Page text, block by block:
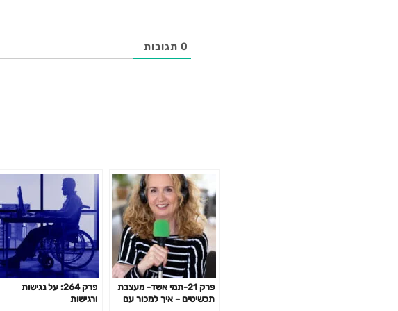
0 תגובות
פרק 21-תמי אשד- מעצבת
תכשיטים – איך למכור עם
פרק 264: על נגישות
ורגישות